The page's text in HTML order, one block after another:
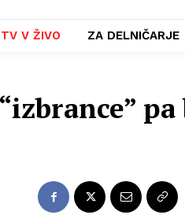
TV V ŽIVO ZA DELNIČARJE
pa